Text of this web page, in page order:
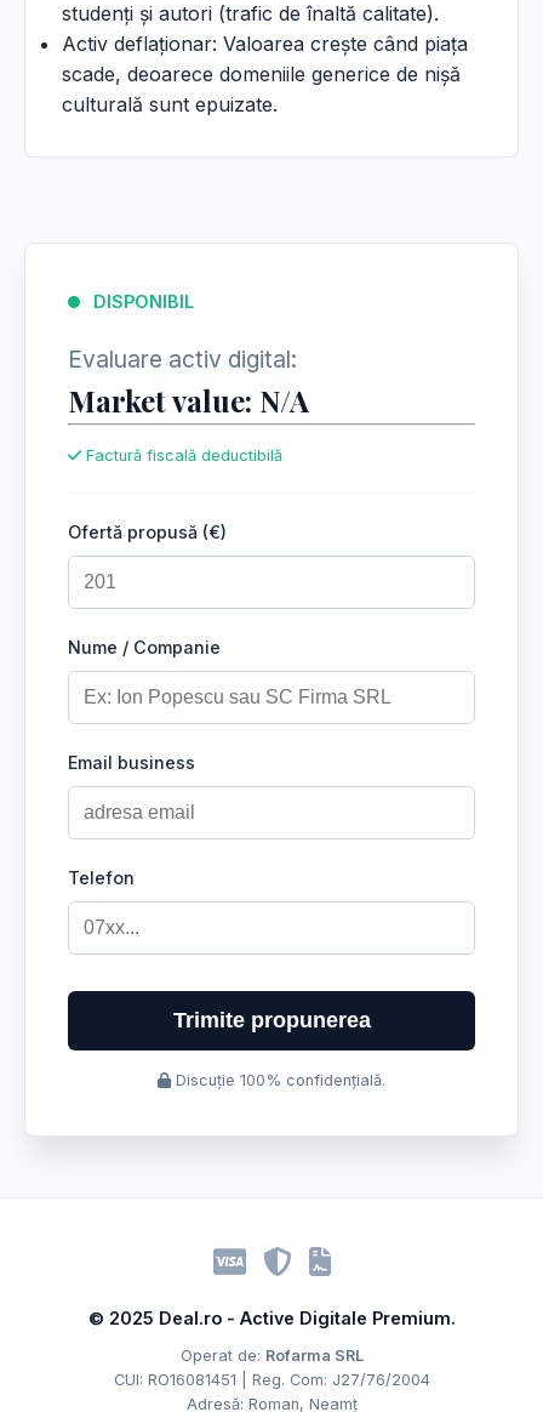
studenți și autori (trafic de înaltă calitate).
Activ deflaționar: Valoarea crește când piața
scade, deoarece domeniile generice de nișă
culturală sunt epuizate.
DISPONIBIL
Evaluare activ digital:
Market value: N/A
Factură fiscală deductibilă
Ofertă propusă (€)
Nume / Companie
Email business
Telefon
Trimite propunerea
Discuție 100% confidențială.
© 2025 Deal.ro - Active Digitale Premium.
Operat de: Rofarma SRL
CUI: RO16081451 | Reg. Com: J27/76/2004
Adresă: Roman, Neamț